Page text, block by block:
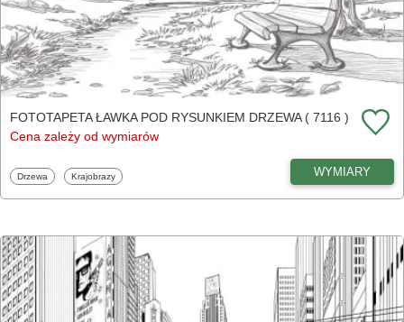
FOTOTAPETA ŁAWKA POD RYSUNKIEM DRZEWA ( 7116 )
Cena zależy od wymiarów
Fototapety
Drzewa Fototapety
Krajobrazy WYMIARY